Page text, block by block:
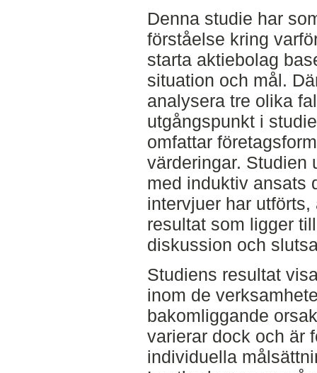
Denna studie har
förståelse kring
starta aktiebolag
situation och mål.
analysera tre olika
utgångspunkt i
omfattar
värderingar. Studien
med induktiv ansats
intervjuer har
resultat som ligger
diskussion och
Studiens resultat
inom de
bakomliggande
varierar dock och är
individuella